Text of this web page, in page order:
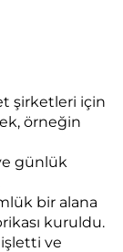
şirketleri için
örneğin
günlük
bir alana
kuruldu.
ve